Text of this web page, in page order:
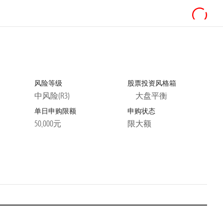
风险等级
中风险(R3)
股票投资风格箱
大盘平衡
单日申购限额
50,000元
申购状态
限大额